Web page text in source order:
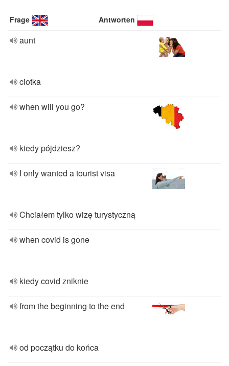
Frage Antworten
aunt
ciotka
when will you go?
kiedy pójdziesz?
I only wanted a tourist visa
Chciałem tylko wizę turystyczną
when covid is gone
kiedy covid zniknie
from the beginning to the end
od początku do końca